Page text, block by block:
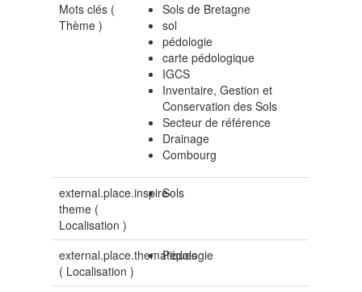
Mots clés (
Thème )
Sols de Bretagne
sol
pédologie
carte pédologique
IGCS
Inventaire, Gestion et
Conservation des Sols
Secteur de référence
Drainage
Combourg
external.place.inspire-
theme (
Localisation )
Sols
external.place.thematiques
( Localisation )
Pédologie